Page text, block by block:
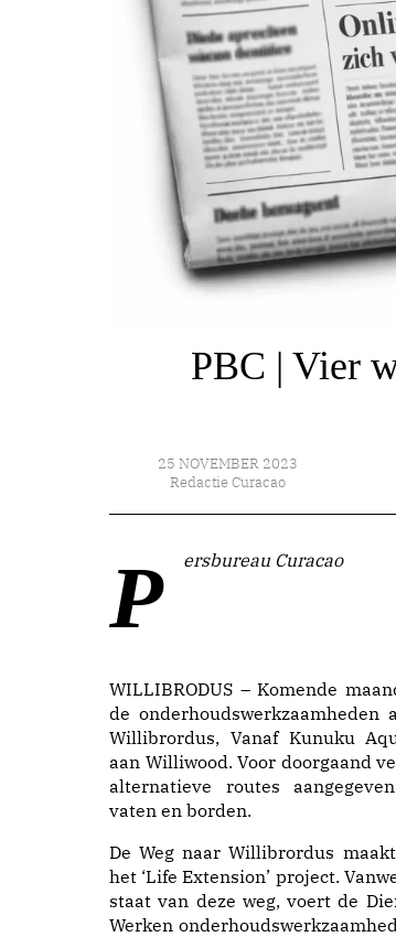
PBC | Vier
25 NOVEMBER 2023
Redactie Curacao
Persbureau Curacao
WILLIBRODUS – Komende
de onderhoudswerkzaamheden
Willibrordus, Vanaf Kunuku
aan Williwood. Voor doorgaand
alternatieve routes
vaten en borden.
De Weg naar Willibrordus
het ‘Life Extension’ project.
staat van deze weg, voert de
Werken